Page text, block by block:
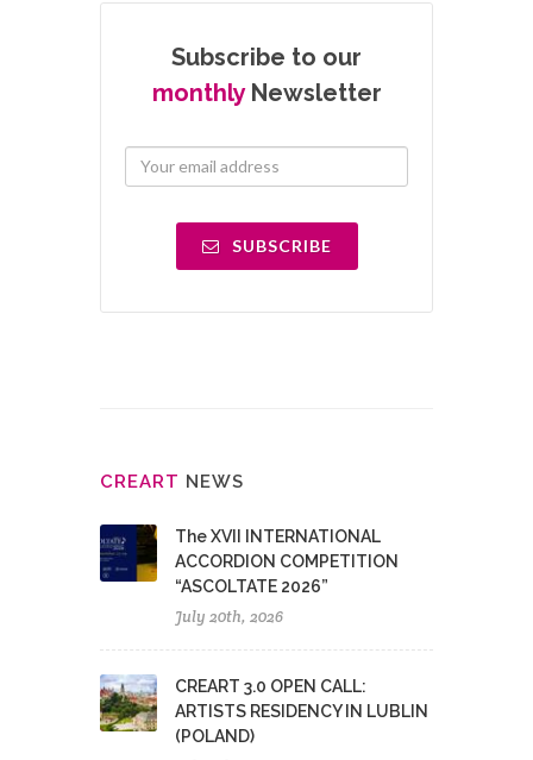
Subscribe to our
monthlyNewsletter
SUBSCRIBE
CREART NEWS
The XVII INTERNATIONAL
ACCORDION COMPETITION
“ASCOLTATE 2026”
July 20th, 2026
CREART 3.0 OPEN CALL:
ARTISTS RESIDENCY IN LUBLIN
(POLAND)